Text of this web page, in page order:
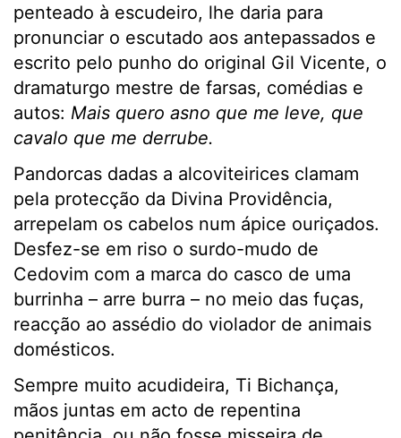
penteado à escudeiro, lhe daria para
pronunciar o escutado aos antepassados e
escrito pelo punho do original Gil Vicente, o
dramaturgo mestre de farsas, comédias e
autos: Mais quero asno que me leve, que
cavalo que me derrube.
Pandorcas dadas a alcoviteirices clamam
pela protecção da Divina Providência,
arrepelam os cabelos num ápice ouriçados.
Desfez-se em riso o surdo-mudo de
Cedovim com a marca do casco de uma
burrinha – arre burra – no meio das fuças,
reacção ao assédio do violador de animais
domésticos.
Sempre muito acudideira, Ti Bichança,
mãos juntas em acto de repentina